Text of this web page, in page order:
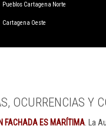
Pueblos Cartagena Norte
Cartagena Oeste
OCURRENCIAS Y
FACHADA ES MARÍTIMA . La